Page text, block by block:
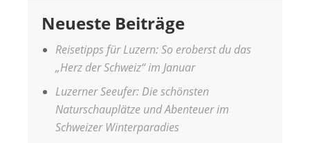
Neueste Beiträge
Reisetipps für Luzern: So eroberst du das
„Herz der Schweiz“ im Januar
Luzerner Seeufer: Die schönsten
Naturschauplätze und Abenteuer im
Schweizer Winterparadies